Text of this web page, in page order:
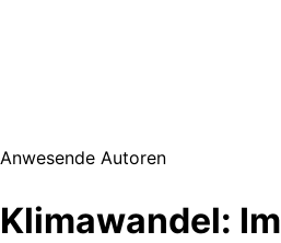
Anwesende Autoren
Klimawandel: Im